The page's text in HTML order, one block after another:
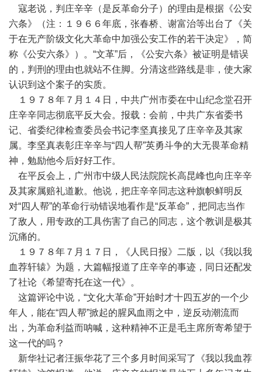
寇老说，判庄辛辛（是反革命分子）的理由是根据《公安
六条》（注：１９６６年底，张春桥、谢富治等出台了《关
于在无产阶级文化大革命中加强公安工作的若干决定》，简
称《公安六条》）。“文革”后，《公安六条》被证明是错误
的，判刑的理由也就站不住脚。分清这些路线是非，使大家
认识到这个案子的实质。
１９７８年７月１４日，中共广州市委在中山纪念堂召开
庄辛辛同志彻底平反大会。报载：会前，中共广东省委书
记、省委纪律检查委员会书记李坚真接见了庄辛辛及其家
属。李坚真表彰庄辛辛与“四人帮”英勇斗争的大无畏革命精
神，勉励他今后好好工作。
在平反会上，广州市中级人民法院院长高昆峰也向庄辛辛
及其家属赔礼道歉。他说，把庄辛辛同志这种旗帜鲜明反
对“四人帮”的革命行动错误地看作是“反革命”，把同志当作
了敌人，用专政的工具伤害了自己的同志，这个教训是极其
沉痛的。
１９７８年７月１７日，《人民日报》二版，以《我以我
血荐轩辕》为题，大篇幅报道了庄辛辛的事迹，同日还配发
了社论《希望寄托在这一代》。
这篇评论中说，“文化大革命”开始时才十四五岁的一个少
年人，能在“四人帮”掀起的腥风血雨之中，逆反动潮流而
出，为革命利益而呐喊，这种精神不正是毛主席所寄希望于
这一代的吗？
新华社记者汪振华花了三个多月时间采写了《我以我血荐